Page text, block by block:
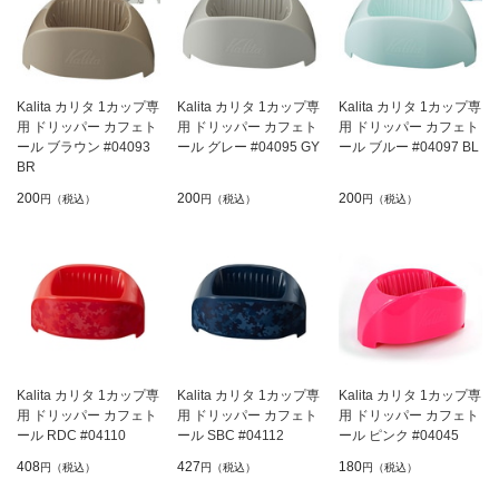
Kalita カリタ 1カップ専
用 ドリッパー カフェト
ール ブラウン #04093
BR
200円（税込）
Kalita カリタ 1カップ専
用 ドリッパー カフェト
ール グレー #04095 GY
200円（税込）
Kalita カリタ 1カップ専
用 ドリッパー カフェト
ール ブルー #04097 BL
200円（税込）
Kalita カリタ 1カップ専
用 ドリッパー カフェト
ール RDC #04110
408円（税込）
Kalita カリタ 1カップ専
用 ドリッパー カフェト
ール SBC #04112
427円（税込）
Kalita カリタ 1カップ専
用 ドリッパー カフェト
ール ピンク #04045
180円（税込）